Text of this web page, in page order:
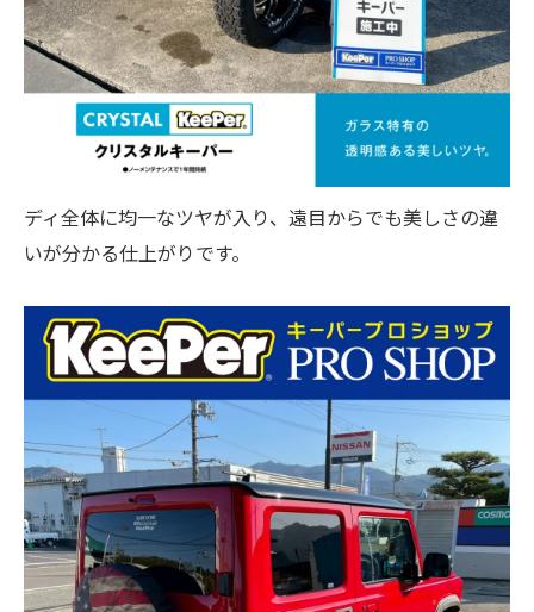
ディ全体に均一なツヤが入り、遠目からでも美しさの違
いが分かる仕上がりです。